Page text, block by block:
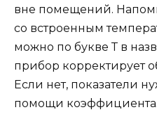
вне помещений.
со встроенным
можно по букве Т в
прибор корректирует
Если нет, показатели
помощи коэффициента.